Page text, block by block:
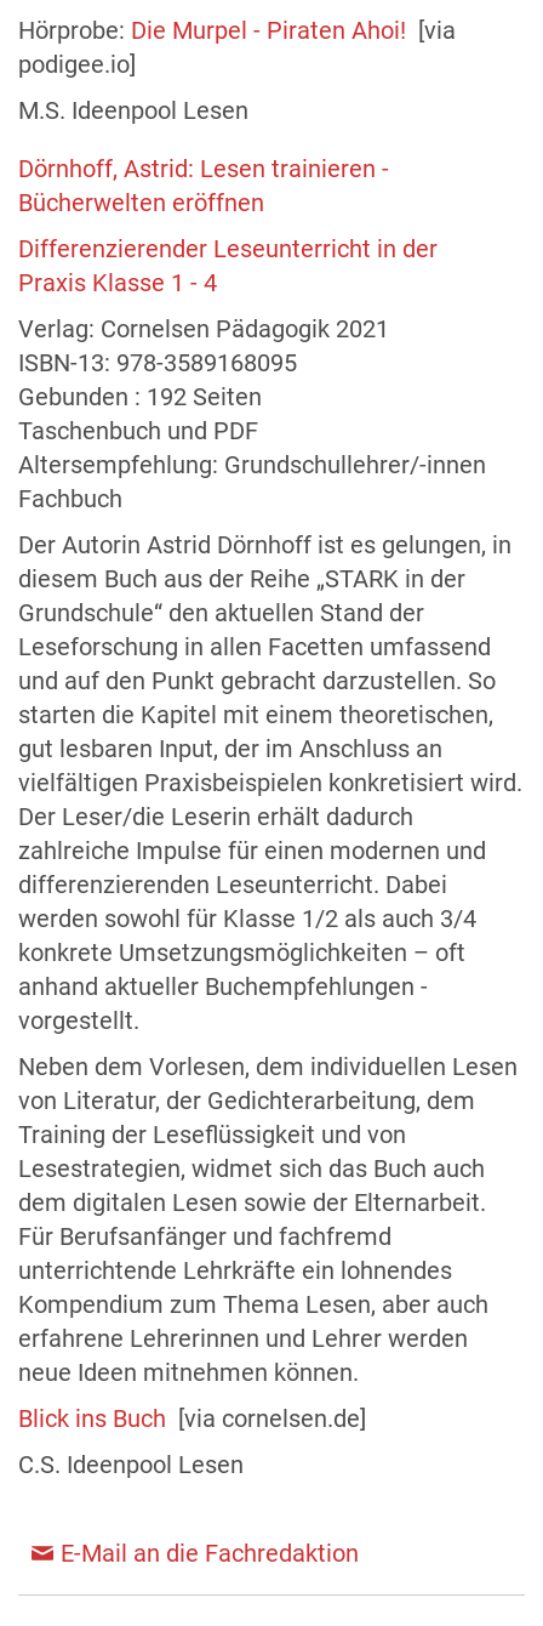
Hörprobe: Die Murpel - Piraten Ahoi! [via
podigee.io]
M.S. Ideenpool Lesen
Dörnhoff, Astrid: Lesen trainieren -
Bücherwelten eröffnen
Differenzierender Leseunterricht in der
Praxis Klasse 1 - 4
Verlag: Cornelsen Pädagogik 2021
ISBN-13: 978-3589168095
Gebunden : 192 Seiten
Taschenbuch und PDF
Altersempfehlung: Grundschullehrer/-innen
Fachbuch
Der Autorin Astrid Dörnhoff ist es gelungen, in
diesem Buch aus der Reihe „STARK in der
Grundschule“ den aktuellen Stand der
Leseforschung in allen Facetten umfassend
und auf den Punkt gebracht darzustellen. So
starten die Kapitel mit einem theoretischen,
gut lesbaren Input, der im Anschluss an
vielfältigen Praxisbeispielen konkretisiert wird.
Der Leser/die Leserin erhält dadurch
zahlreiche Impulse für einen modernen und
differenzierenden Leseunterricht. Dabei
werden sowohl für Klasse 1/2 als auch 3/4
konkrete Umsetzungsmöglichkeiten – oft
anhand aktueller Buchempfehlungen -
vorgestellt.
Neben dem Vorlesen, dem individuellen Lesen
von Literatur, der Gedichterarbeitung, dem
Training der Leseflüssigkeit und von
Lesestrategien, widmet sich das Buch auch
dem digitalen Lesen sowie der Elternarbeit.
Für Berufsanfänger und fachfremd
unterrichtende Lehrkräfte ein lohnendes
Kompendium zum Thema Lesen, aber auch
erfahrene Lehrerinnen und Lehrer werden
neue Ideen mitnehmen können.
Blick ins Buch [via cornelsen.de]
C.S. Ideenpool Lesen
E-Mail an die Fachredaktion